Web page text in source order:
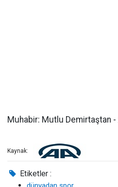
Muhabir: Mutlu Demirtaştan -
Kaynak:
Etiketler :